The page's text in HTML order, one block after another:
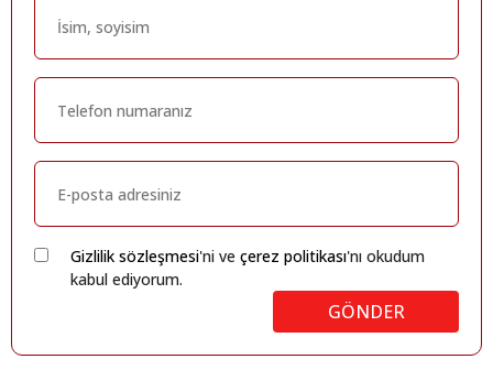
Gizlilik sözleşmesi'ni ve çerez politikası'nı okudum
kabul ediyorum.
GÖNDER